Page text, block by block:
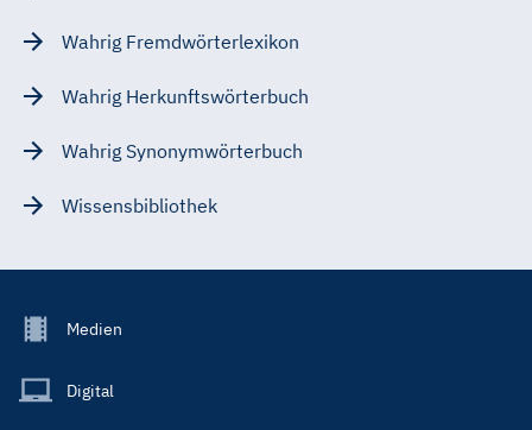
Wahrig Fremdwörterlexikon
Wahrig Herkunftswörterbuch
Wahrig Synonymwörterbuch
Wissensbibliothek
Footer
Main
Medien
Digital